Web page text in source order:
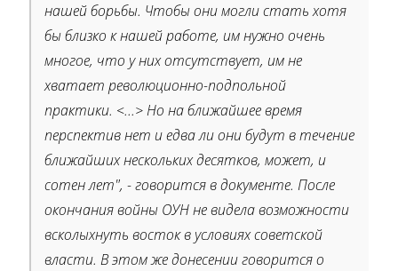
нашей борьбы. Чтобы они могли стать хотя
бы близко к нашей работе, им нужно очень
многое, что у них отсутствует, им не
хватает революционно-подпольной
практики. <...> Но на ближайшее время
перспектив нет и едва ли они будут в течение
ближайших нескольких десятков, может, и
сотен лет", - говорится в документе. После
окончания войны ОУН не видела возможности
всколыхнуть восток в условиях советской
власти. В этом же донесении говорится о